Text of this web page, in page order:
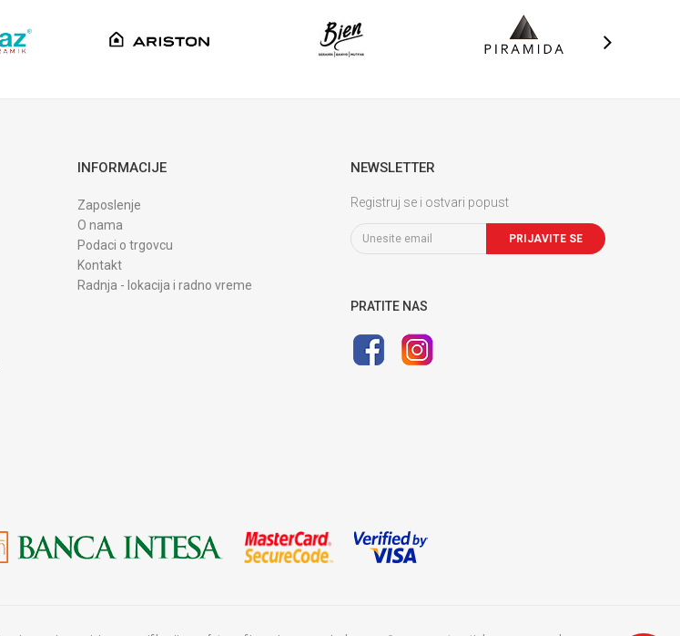
INFORMACIJE
Zaposlenje
O nama
Podaci o trgovcu
Kontakt
Radnja - lokacija i radno vreme
NEWSLETTER
Registruj se i ostvari popust
PRIJAVITE SE
PRATITE NAS